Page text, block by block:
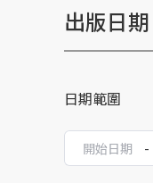
出版日期
日期範圍
-